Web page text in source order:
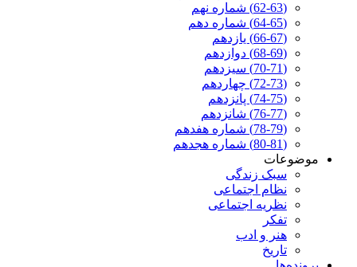
(62-63) شماره نهم
(64-65) شماره دهم
(66-67) یازدهم
(68-69) دوازدهم
(70-71) سیزدهم
(72-73) چهاردهم
(74-75) پانزدهم
(76-77) شانزدهم
(78-79) شماره هفدهم
(80-81) شماره هجدهم
موضوعات
سبک زندگی
نظام اجتماعی
نظریه اجتماعی
تفکر
هنر و ادب
تاریخ